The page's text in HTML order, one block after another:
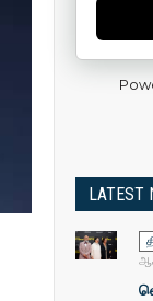
LATEST